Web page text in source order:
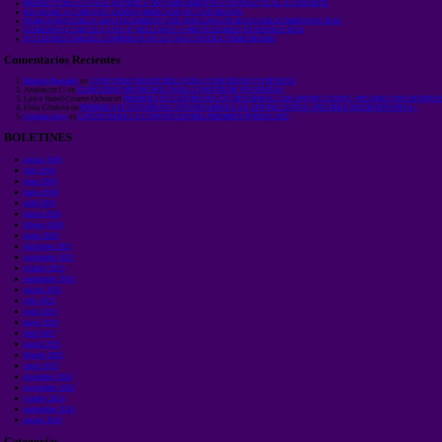
PREFECTURA GUAYAS NOTIFICA INCUMPLIMIENTO CONTRACTUAL A CONORTE
KIA MARCA COREANA LIDERA MERCADO ECUATORIANO
NOBOA REFUERZA ABASTECIMIENTO DE INSULINA EN 86 ESTABLECIMIENTOS IESS
GOBIERNO CANCELA USD 47 MILLONES A PRESTADORES EXTERNOS IESS
ECUADOR E ISRAEL COOPERAN EN LUCHA CONTRA TERRORISMO
Comentarios Recientes
Mariuxi Buenaño en CONCURSO MUNICIPAL PARA CONSTRUIR VIVIENDAS
Arquitecto C. en CONCURSO MUNICIPAL PARA CONSTRUIR VIVIENDAS
Luis e Isabel Casares Ochoa en PRIMERA ECUATORIANA EN DESARROLLAR APP INCLUSIVA «PIZARRA
Elvia Córdova en PRIMERA ECUATORIANA EN DESARROLLAR APP INCLUSIVA «PIZARRA NEURODIVERSA»
German news en LISTOS PARA LA CONVOCATORIA PREMIOS PFIZER 2025
BOLETINES
agosto 2026
julio 2026
junio 2026
mayo 2026
abril 2026
marzo 2026
febrero 2026
enero 2026
diciembre 2025
noviembre 2025
octubre 2025
septiembre 2025
agosto 2025
julio 2025
junio 2025
mayo 2025
abril 2025
marzo 2025
febrero 2025
enero 2025
diciembre 2024
noviembre 2024
octubre 2024
septiembre 2024
agosto 2024